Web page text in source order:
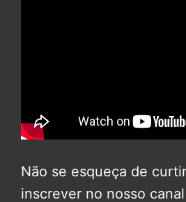
Não se esqueça de
inscrever no nosso